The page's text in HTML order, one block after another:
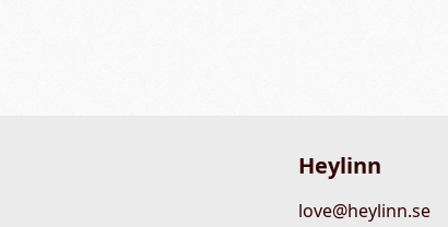
Heylinn
love@heylinn.se